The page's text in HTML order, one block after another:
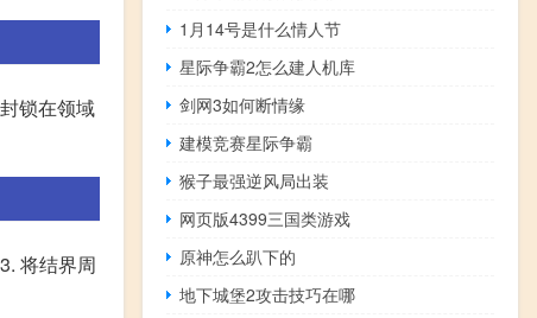
锁在领域
将结界周
1月14号是什么情人节
星际争霸2怎么建人机库
剑网3如何断情缘
建模竞赛星际争霸
猴子最强逆风局出装
网页版4399三国类游戏
原神怎么趴下的
地下城堡2攻击技巧在哪